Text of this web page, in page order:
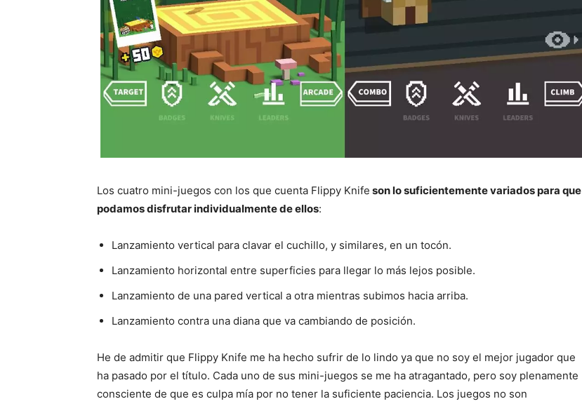
Los cuatro mini-juegos con los que cuenta Flippy Knife son lo suficientemente variados para que
podamos disfrutar individualmente de ellos:
Lanzamiento vertical para clavar el cuchillo, y similares, en un tocón.
Lanzamiento horizontal entre superficies para llegar lo más lejos posible.
Lanzamiento de una pared vertical a otra mientras subimos hacia arriba.
Lanzamiento contra una diana que va cambiando de posición.
He de admitir que Flippy Knife me ha hecho sufrir de lo lindo ya que no soy el mejor jugador que
ha pasado por el título. Cada uno de sus mini-juegos se me ha atragantado, pero soy plenamente
consciente de que es culpa mía por no tener la suficiente paciencia. Los juegos no son